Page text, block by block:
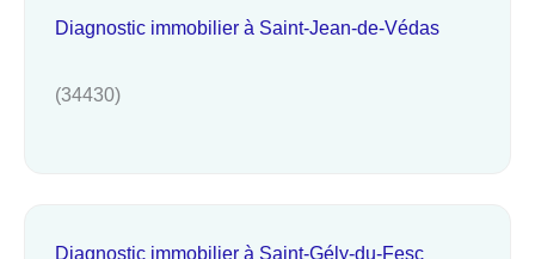
Diagnostic immobilier à Saint-Jean-de-Védas
(34430)
Diagnostic immobilier à Saint-Gély-du-Fesc